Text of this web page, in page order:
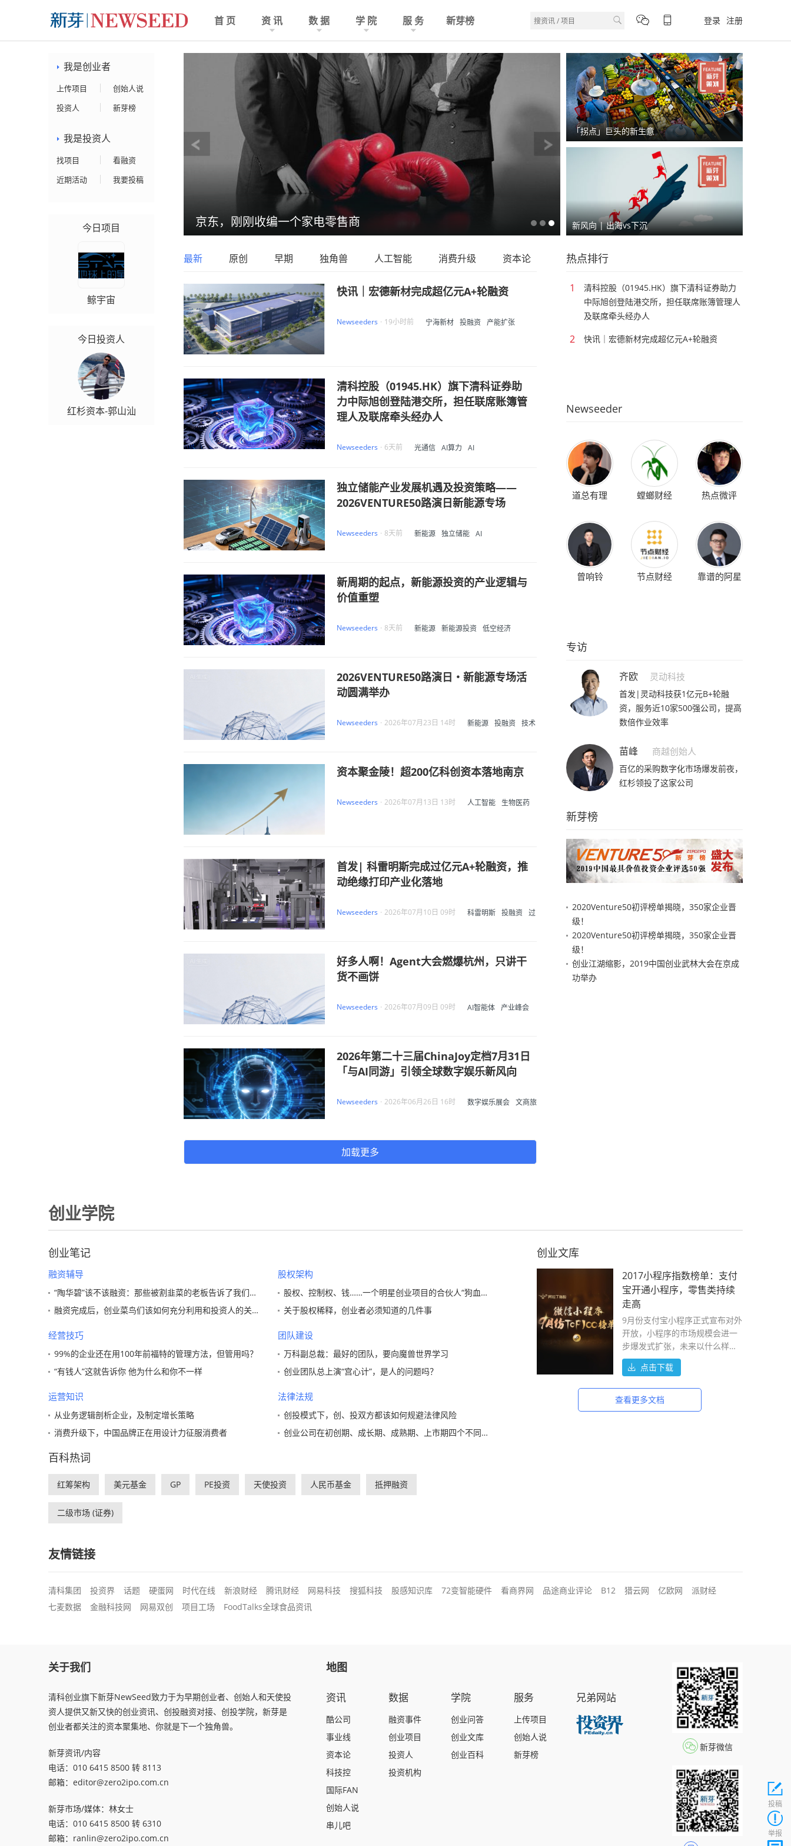
首 页 资 讯 数 据 学 院 服 务 新芽榜 登录 注册
我是创业者
上传项目
创始人说
投资人
新芽榜
我是投资人
找项目
看融资
近期活动
我要投稿
今日项目
鲸宇宙
今日投资人
红杉资本-郭山汕
家公司赴港IPO 京东，刚刚收编一个家电零售商
「拐点」巨头的新生意
新风向 | 出海vs下沉
最新 原创 早期 独角兽 人工智能 消费升级 资本论
快讯｜宏德新材完成超亿元A+轮融资
Newseeders · 19小时前 宁海新材 投融资 产能扩张
清科控股（01945.HK）旗下清科证券助
力中际旭创登陆港交所，担任联席账簿管
理人及联席牵头经办人
Newseeders · 6天前 光通信 AI算力 AI
独立储能产业发展机遇及投资策略——
2026VENTURE50路演日新能源专场
Newseeders · 8天前 新能源 独立储能 AI
新周期的起点，新能源投资的产业逻辑与
价值重塑
Newseeders · 8天前 新能源 新能源投资 低空经济
2026VENTURE50路演日・新能源专场活
动圆满举办
Newseeders · 2026年07月23日 14时 新能源 投融资
技术
资本聚金陵！超200亿科创资本落地南京
Newseeders · 2026年07月13日 13时 人工智能
生物医药
首发| 科雷明斯完成过亿元A+轮融资，推
动绝缘打印产业化落地
Newseeders · 2026年07月10日 09时 科雷明斯 投融资
过
好多人啊！Agent大会燃爆杭州，只讲干
货不画饼
Newseeders · 2026年07月09日 09时 AI智能体 产业峰会
2026年第二十三届ChinaJoy定档7月31日
「与AI同游」引领全球数字娱乐新风向
Newseeders · 2026年06月26日 16时 数字娱乐展会 文商旅
加载更多
热点排行
1
清科控股（01945.HK）旗下清科证券助力
中际旭创登陆港交所，担任联席账簿管理人
及联席牵头经办人
2 快讯｜宏德新材完成超亿元A+轮融资
Newseeder
道总有理 螳螂财经 热点微评
曾响铃 节点财经 靠谱的阿星
专访
齐欧 灵动科技
首发|灵动科技获1亿元B+轮融
资，服务近10家500强公司，提高
数倍作业效率
苗峰 商越创始人
百亿的采购数字化市场爆发前夜，
红杉领投了这家公司
新芽榜
2020Venture50初评榜单揭晓，350家企业晋
级！
2020Venture50初评榜单揭晓，350家企业晋
级！
创业江湖缩影，2019中国创业武林大会在京成
功举办
创业学院
创业笔记
融资辅导
“陶华碧”该不该融资：那些被割韭菜的老板告诉了我们什么？
融资完成后，创业菜鸟们该如何充分利用和投资人的关系？
股权架构
股权、控制权、钱……一个明星创业项目的合伙人“狗血散伙”记录 ！
关于股权稀释，创业者必须知道的几件事
经营技巧
99%的企业还在用100年前福特的管理方法，但管用吗？
“有钱人”这就告诉你 他为什么和你不一样
团队建设
万科副总裁：最好的团队，要向魔兽世界学习
创业团队总上演“宫心计”，是人的问题吗？
运营知识
从业务逻辑剖析企业，及制定增长策略
消费升级下，中国品牌正在用设计力征服消费者
法律法规
创投模式下，创、投双方都该如何规避法律风险
创业公司在初创期、成长期、成熟期、上市期四个不同阶段都会遇到哪些法律问题
百科热词
红筹架构 美元基金 GP PE投资 天使投资 人民币基金 抵押融资
二级市场 (证券)
创业文库
2017小程序指数榜单：支付
宝开通小程序，零售类持续
走高
9月份支付宝小程序正式宣布对外
开放，小程序的市场规模会进一
步爆发式扩张，未来以什么样的
模式和淘宝及天猫的商家进行结
合，还需要进一步的观察。
点击下载
查看更多文档
友情链接
清科集团 投资界 话题 硬蛋网 时代在线 新浪财经 腾讯财经 网易科技 搜狐科技 股感知识库 72变智能硬件 看商界网 品途商业评论 B12 猎云网 亿欧网
派财经
七麦数据
金融科技网 网易双创 项目工场 FoodTalks全球食品资讯
关于我们
清科创业旗下新芽NewSeed致力于为早期创业者、创始人和天使投
资人提供又新又快的创业资讯、创投融资对接、创投学院，新芽是
创业者都关注的资本聚集地、你就是下一个独角兽。
新芽资讯/内容
电话：010 6415 8500 转 8113
邮箱： editor@zero2ipo.com.cn
新芽市场/媒体：林女士
电话：010 6415 8500 转 6310
邮箱： ranlin@zero2ipo.com.cn
地图
资讯
酷公司
事业线
资本论
科技控
国际FAN
创始人说
串儿吧
数据
融资事件
创业项目
投资人
投资机构
学院
创业问答
创业文库
创业百科
服务
上传项目
创始人说
新芽榜
兄弟网站
新芽微信
投稿
举报